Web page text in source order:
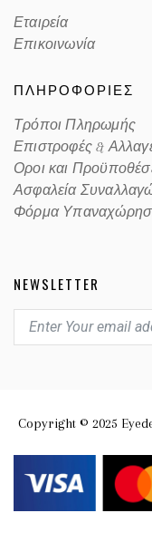
Εταιρεία
Επικοινωνία
ΠΛΗΡΟΦΟΡΙΕΣ
Τρόποι Πληρωμής
Επιστροφές &
Οροι και
Ασφαλεία
Φόρμα
NEWSLETTER
Copyright © 2025